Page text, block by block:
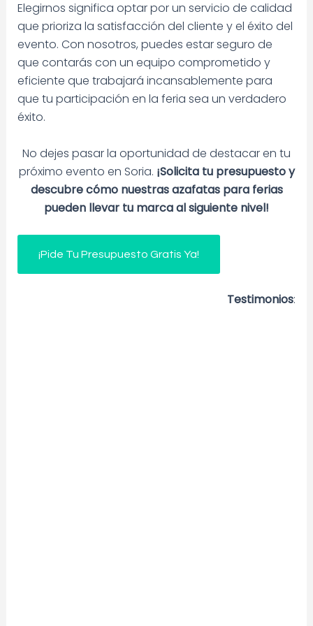
Elegirnos significa optar por un servicio de calidad
que prioriza la satisfacción del cliente y el éxito del
evento. Con nosotros, puedes estar seguro de
que contarás con un equipo comprometido y
eficiente que trabajará incansablemente para
que tu participación en la feria sea un verdadero
éxito.
No dejes pasar la oportunidad de destacar en tu
próximo evento en Soria. ¡Solicita tu presupuesto y
descubre cómo nuestras azafatas para ferias
pueden llevar tu marca al siguiente nivel!
¡Pide Tu Presupuesto Gratis Ya!
Testimonios: